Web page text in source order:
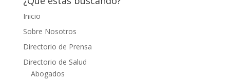
Inicio
Sobre Nosotros
Directorio de Prensa
Directorio de Salud
Abogados